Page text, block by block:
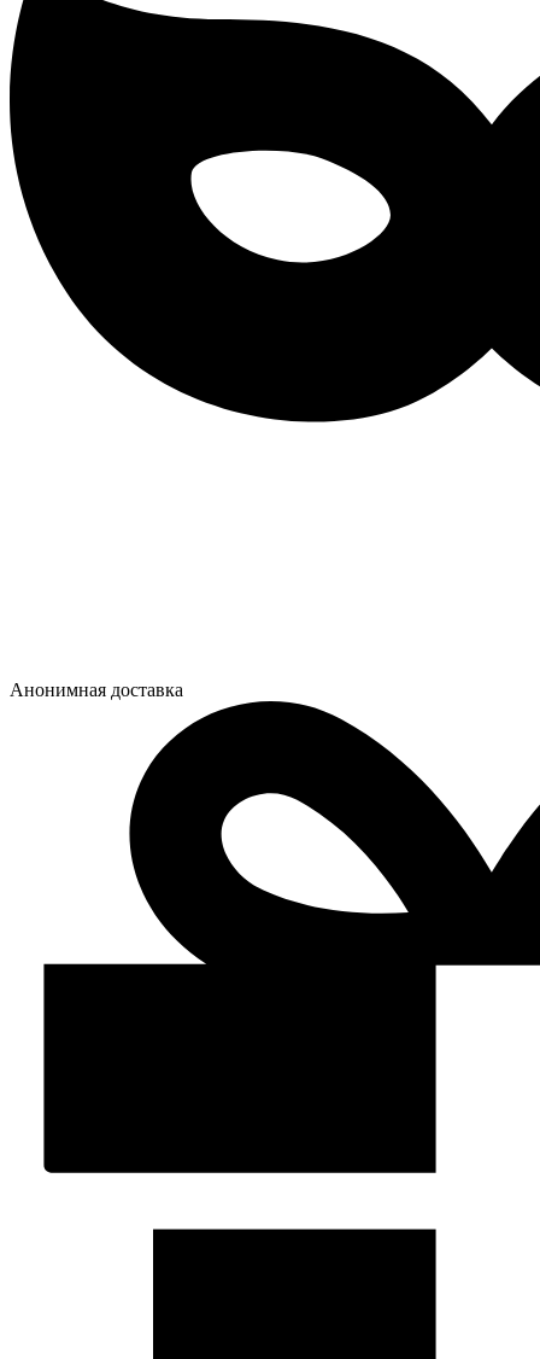
Анонимная доставка